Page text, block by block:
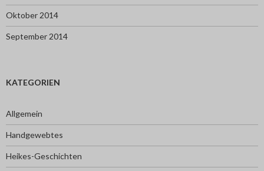
Oktober 2014
September 2014
KATEGORIEN
Allgemein
Handgewebtes
Heikes-Geschichten